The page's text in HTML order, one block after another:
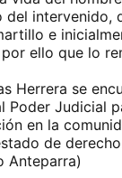
e
ello que lo
Herrera se
Poder Judicial
en la
de
Anteparra)